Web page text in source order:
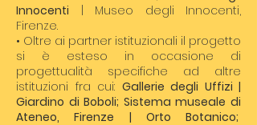
Innocenti | Museo degli Innocenti,
Firenze.
• Oltre ai partner istituzionali il progetto
si è esteso in occasione di
progettualità specifiche ad altre
istituzioni fra cui: Gallerie degli Uffizi |
Giardino di Boboli; Sistema museale di
Ateneo, Firenze | Orto Botanico;